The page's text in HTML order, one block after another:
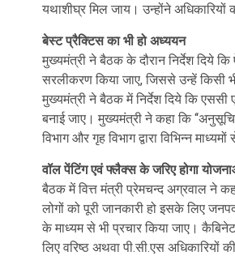
यथाशीघ्र मिल जाय। उन्होंने
बेस्ट प्रैक्टिस का भी हो अध्ययन
मुख्यमंत्री ने बैठक के दौरान निर्देश दिये
सरलीकरण किया जाए, जिससे उन्हें किसी
मुख्यमंत्री ने बैठक में निर्देश दिये कि एससी
बनाई जाए। मुख्यमंत्री ने कहा कि
विभाग और गृह विभाग द्वारा विभिन्न
वॉल पेंटिंग एवं फ्लैक्स के जरिए होगा
बैठक में वित्त मंत्री प्रेमचन्द अग्रवाल ने
लोगों को पूरी जानकारी हो इसके लिए
के माध्यम से भी प्रचार किया जाए।
लिए वरिष्ठ अथवा पी.सी.एस